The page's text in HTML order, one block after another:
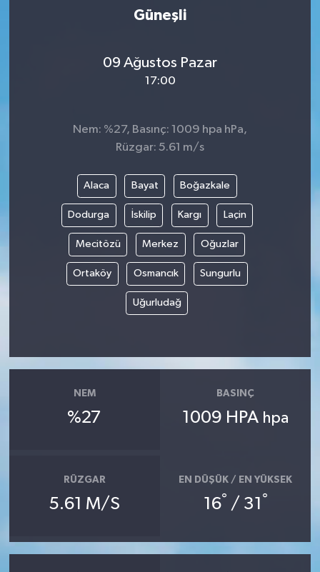
Güneşli
09 Ağustos Pazar
17:00
Nem: %27, Basınç: 1009 hpa hPa,
Rüzgar: 5.61 m/s
Alaca Bayat Boğazkale
Dodurga İskilip Kargı Laçin
Mecitözü Merkez Oğuzlar
Ortaköy Osmancık Sungurlu
Uğurludağ
NEM
%27
BASINÇ
1009 HPA hpa
RÜZGAR
5.61 M/S
EN DÜŞÜK / EN YÜKSEK
16° / 31 °